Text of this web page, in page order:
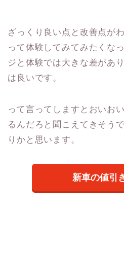
ざっくり良い点と改善点が
って体験してみてみたくな
ジと体験では大きな差があ
は良いです。
って言ってしますとおいお
るんだろと聞こえてきそう
りかと思います。
新車の値引